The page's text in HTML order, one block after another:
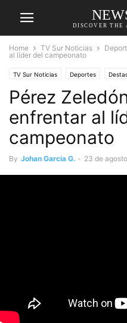
DISCOVER THE
Home TV Sur Noticias
al líder del campeonato
TV Sur Noticias Deportes
Pérez
enfrentar al
campeonato
By Johan Garcia G. - 23 de